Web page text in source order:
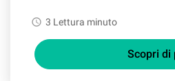
watch_later 3 Lettura minuto
Scopri di